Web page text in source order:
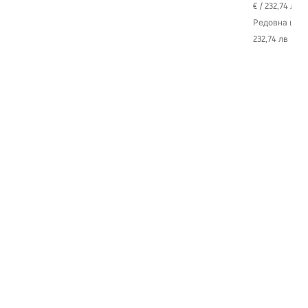
€ / 232,74 лв
Редовна
232,74 лв